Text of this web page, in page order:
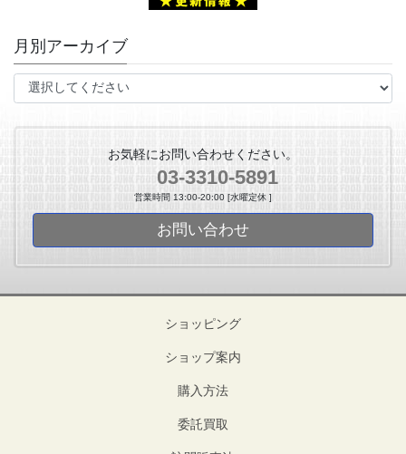
月別アーカイブ
お気軽にお問い合わせください。
03-3310-5891
営業時間 13:00-20:00 [水曜定休 ]
お問い合わせ
ショッピング
ショップ案内
購入方法
委託買取